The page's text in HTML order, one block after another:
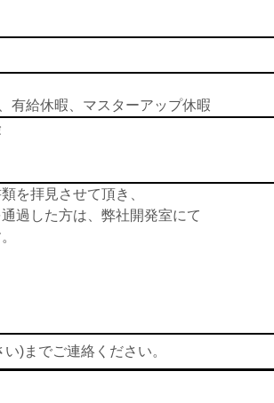
有給休暇、マスターアップ休暇
を拝見させて頂き、
過した方は、弊社開発室にて
)までご連絡ください。